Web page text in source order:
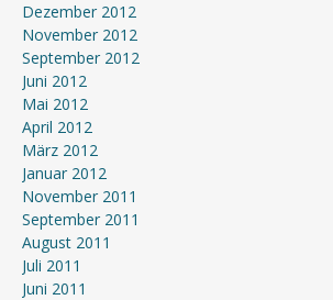
Dezember 2012
November 2012
September 2012
Juni 2012
Mai 2012
April 2012
März 2012
Januar 2012
November 2011
September 2011
August 2011
Juli 2011
Juni 2011